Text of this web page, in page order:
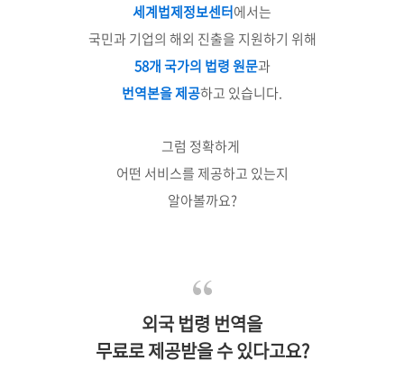
세계법제정보센터에서는
국민과 기업의 해외 진출을 지원하기 위해
58개 국가의 법령 원문과
번역본을 제공하고 있습니다.
그럼 정확하게
어떤 서비스를 제공하고 있는지
알아볼까요?
외국 법령 번역을
무료로 제공받을 수 있다고요?